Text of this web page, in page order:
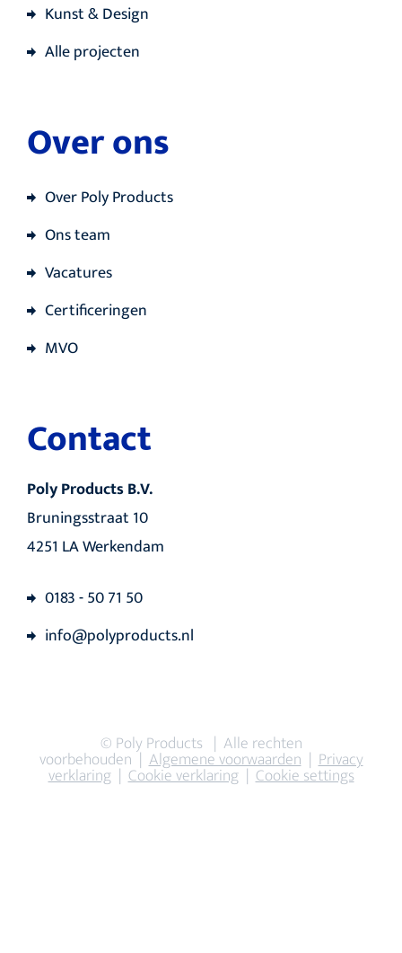
Kunst & Design
Alle projecten
Over ons
Over Poly Products
Ons team
Vacatures
Certificeringen
MVO
Contact
Poly Products B.V.
Bruningsstraat 10
4251 LA Werkendam
0183 - 50 71 50
info@polyproducts.nl
© Poly Products | Alle rechten
voorbehouden |Algemene voorwaarden|Privacy
verklaring|Cookie verklaring|Cookie settings